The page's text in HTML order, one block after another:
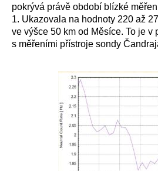
pokrývá právě období blízké
1. Ukazovala na hodnoty 220 až
ve výšce 50 km od Měsíce. To je v
s měřeními přístroje sondy